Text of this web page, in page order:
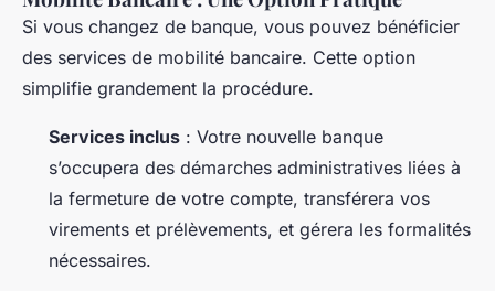
Si vous changez de banque, vous pouvez bénéficier
des services de mobilité bancaire. Cette option
simplifie grandement la procédure.
Services inclus : Votre nouvelle banque
s’occupera des démarches administratives liées à
la fermeture de votre compte, transférera vos
virements et prélèvements, et gérera les formalités
nécessaires.